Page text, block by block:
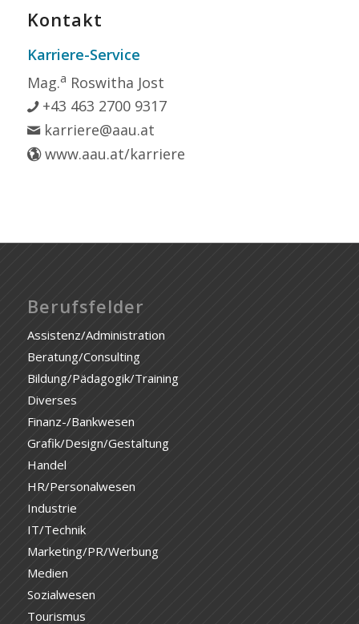
Kontakt
Karriere-Service
Mag.a Roswitha Jost
+43 463 2700 9317
karriere@aau.at
www.aau.at/karriere
Berufsfelder
Assistenz/Administration
Beratung/Consulting
Bildung/Pädagogik/Training
Diverses
Finanz-/Bankwesen
Grafik/Design/Gestaltung
Handel
HR/Personalwesen
Industrie
IT/Technik
Marketing/PR/Werbung
Medien
Sozialwesen
Tourismus